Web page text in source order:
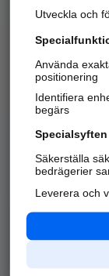
Alla kategorier
API & Kartor
Utveckla och
Använda
positionering
Identifiera
begärs
Specialsyften
Säkerställa
bedrägerier
Leverera och